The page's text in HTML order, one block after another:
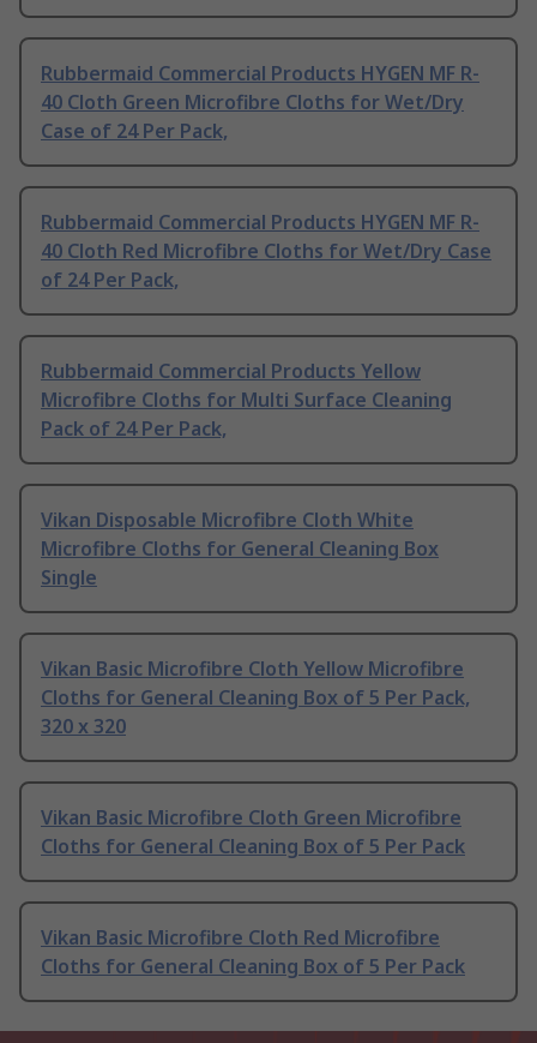
Rubbermaid Commercial Products HYGEN MF R-
40 Cloth Green Microfibre Cloths for Wet/Dry
Case of 24 Per Pack,
Rubbermaid Commercial Products HYGEN MF R-
40 Cloth Red Microfibre Cloths for Wet/Dry Case
of 24 Per Pack,
Rubbermaid Commercial Products Yellow
Microfibre Cloths for Multi Surface Cleaning
Pack of 24 Per Pack,
Vikan Disposable Microfibre Cloth White
Microfibre Cloths for General Cleaning Box
Single
Vikan Basic Microfibre Cloth Yellow Microfibre
Cloths for General Cleaning Box of 5 Per Pack,
320 x 320
Vikan Basic Microfibre Cloth Green Microfibre
Cloths for General Cleaning Box of 5 Per Pack
Vikan Basic Microfibre Cloth Red Microfibre
Cloths for General Cleaning Box of 5 Per Pack